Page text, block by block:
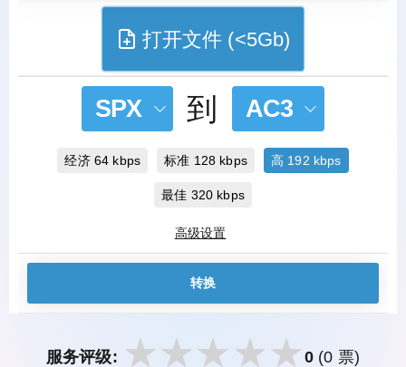
打开文件 (<5Gb)
SPX 到 AC3
经济 64 kbps 标准 128 kbps 高 192 kbps
最佳 320 kbps
高级设置
转换
服务评级: 0 (0 票)